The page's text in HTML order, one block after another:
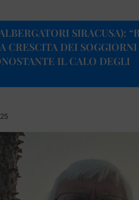
SIRACUSA):
CRESCITA DEI
IL CALO DEGLI